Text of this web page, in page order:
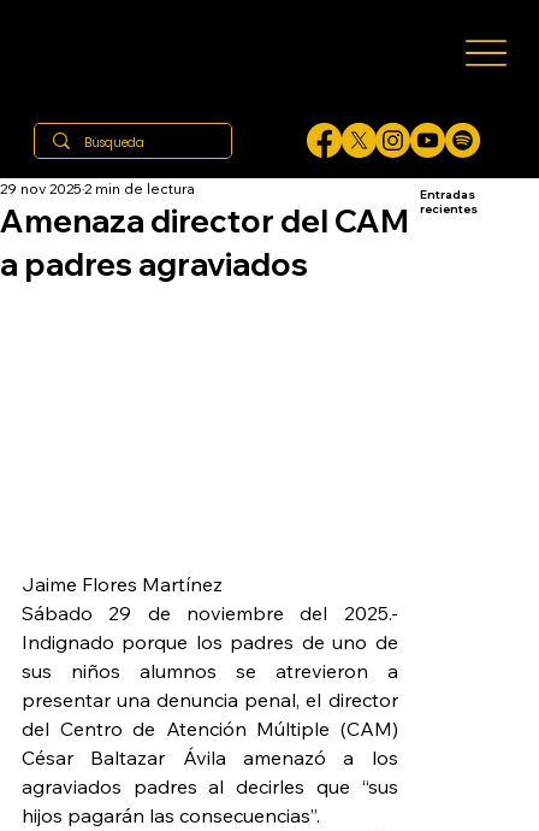
Amenaza director del CAM
a padres agraviados
29 nov 2025 2 min de lectura
Jaime Flores Martínez
Sábado 29 de noviembre del 2025.-
Indignado porque los padres de uno de
sus niños alumnos se atrevieron a
presentar una denuncia penal, el director
del Centro de Atención Múltiple (CAM)
César Baltazar Ávila amenazó a los
agraviados padres al decirles que “sus
hijos pagarán las consecuencias”.
Entradas
recientes